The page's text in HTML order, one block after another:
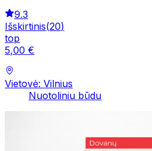
9.3
Išskirtinis(20)
top
5,00 €
Vietovė: Vilnius
Nuotoliniu būdu